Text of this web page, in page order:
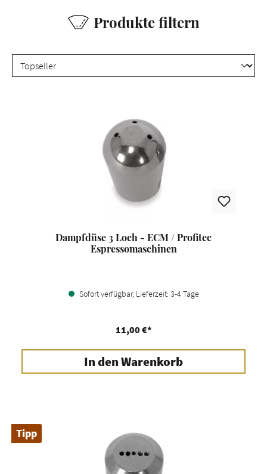
Produkte filtern
Dampfdüse 3 Loch - ECM / Profitec
Espressomaschinen
Sofort verfügbar, Lieferzeit: 3-4 Tage
11,00 €*
In den Warenkorb
Tipp